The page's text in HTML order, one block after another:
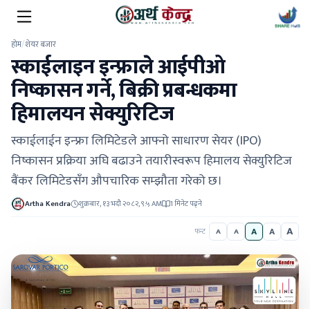
होम/शेयर बजार
स्काईलाइन इन्फ्राले आईपीओ
निष्कासन गर्ने, बिक्री प्रबन्धकमा
हिमालयन सेक्युरिटिज
स्काईलाईन इन्फ्रा लिमिटेडले आफ्नो साधारण सेयर (IPO)
निष्कासन प्रक्रिया अघि बढाउने तयारीस्वरूप हिमालय सेक्युरिटिज
बैंकर लिमिटेडसँग औपचारिक सम्झौता गरेको छ।
Artha Kendra शुक्रबार, १३ भदौ २०८२, ९:५ AM 1 मिनेट पढ्ने
फन्ट A A A A A